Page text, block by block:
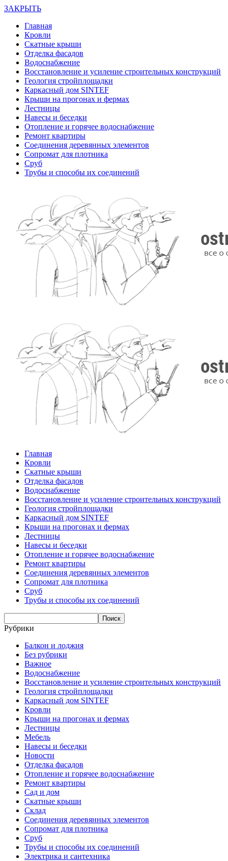
ЗАКРЫТЬ
Главная
Кровли
Скатные крыши
Отделка фасадов
Водоснабжение
Восстановление и усиление строительных конструкций
Геология стройплощадки
Каркасный дом SINTEF
Крыши на прогонах и фермах
Лестницы
Навесы и беседки
Отопление и горячее водоснабжение
Ремонт квартиры
Соединения деревянных элементов
Сопромат для плотника
Сруб
Трубы и способы их соединений
Главная
Кровли
Скатные крыши
Отделка фасадов
Водоснабжение
Восстановление и усиление строительных конструкций
Геология стройплощадки
Каркасный дом SINTEF
Крыши на прогонах и фермах
Лестницы
Навесы и беседки
Отопление и горячее водоснабжение
Ремонт квартиры
Соединения деревянных элементов
Сопромат для плотника
Сруб
Трубы и способы их соединений
Рубрики
Балкон и лоджия
Без рубрики
Важное
Водоснабжение
Восстановление и усиление строительных конструкций
Геология стройплощадки
Каркасный дом SINTEF
Кровли
Крыши на прогонах и фермах
Лестницы
Мебель
Навесы и беседки
Новости
Отделка фасадов
Отопление и горячее водоснабжение
Ремонт квартиры
Сад и дом
Скатные крыши
Склад
Соединения деревянных элементов
Сопромат для плотника
Сруб
Трубы и способы их соединений
Электрика и сантехника